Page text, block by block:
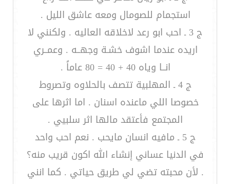
استجمام للصومال ومعه عاشق الليل .
ج 3 ـ احب ابو رعد لاخلاقه العاليه . ولكنني لا
اريده عندما اشوف خشـة وجهــه . وعمــري
انــا وياه 40 + 40 = 80 عاماً .
ج 4 ـ المهلبية تتصف بالحلاوه وتصروط
خصوصا اللي ماعنده اسنان . اما اثرها على
المجتمع فأعتقد مالها اثر سلبيي .
ج 5 ـ مافيه انسان مايحب . نعم احب واحد
في الدنيا عساني إنشاء الله اكون قريب منه؟
. لأن محبته تضي لي طريق حياتي . كما انني